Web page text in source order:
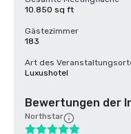
10.850 sq ft
Gästezimmer
183
Art des
Luxushotel
Bewertungen der
Northstar